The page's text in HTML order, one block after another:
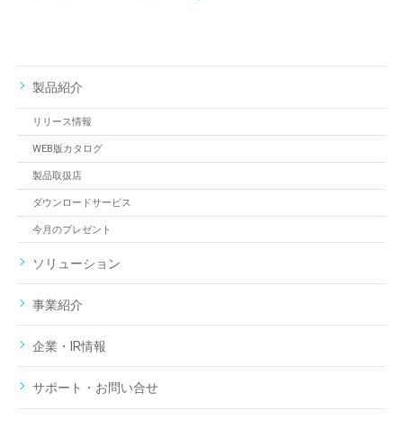
製品紹介
リリース情報
WEB版カタログ
製品取扱店
ダウンロードサービス
今月のプレゼント
ソリューション
事業紹介
企業・IR情報
サポート・お問い合せ